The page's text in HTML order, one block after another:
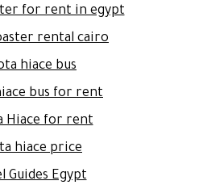
for rent in egypt
rental cairo
hiace bus
bus for rent
Hiace for rent
hiace price
Guides Egypt